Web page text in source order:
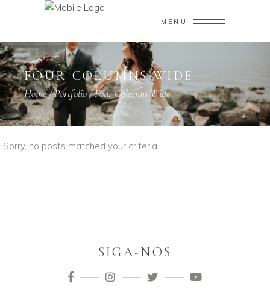
MENU
FOUR COLUMNS WIDE
Home/Portfolio/Four Columns Wide
Sorry, no posts matched your criteria.
SIGA-NOS